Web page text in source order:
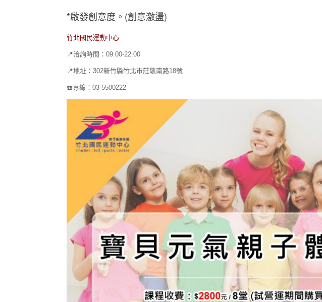
*啟發創意度。(創意激盪)
竹北國民運動中心
📍洽詢時間：09:00-22:00
📍地址：302新竹縣竹北市莊敬南路18號
☎️專線：03-5500222